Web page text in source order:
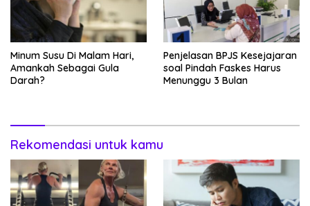
Minum Susu Di Malam Hari,
Amankah Sebagai Gula
Darah?
Penjelasan BPJS Kesejajaran
soal Pindah Faskes Harus
Menunggu 3 Bulan
Rekomendasi untuk kamu